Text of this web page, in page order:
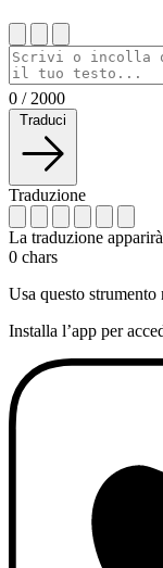
0 / 2000
Traduci
Traduzione
La traduzione
0 chars
Usa questo strumento
Installa l’app per